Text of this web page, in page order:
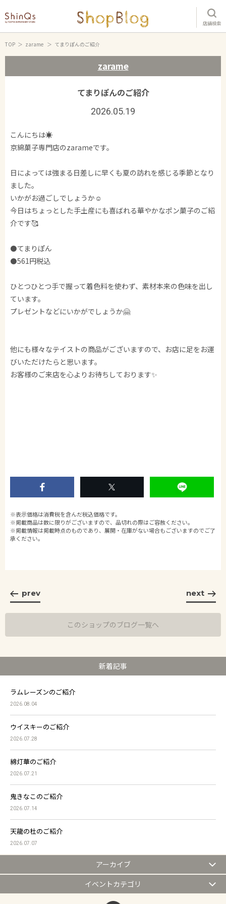
店舗検索
TOP zarame てまりぽんのご紹介
zarame
てまりぽんのご紹介
2026.05.19
こんにちは☀️
京綿菓子専門店のzarameです。
日によっては強まる日差しに早くも夏の訪れを感じる季節となり
ました。
いかがお過ごしでしょうか☺️
今日はちょっとした手土産にも喜ばれる華やかなポン菓子のご紹
介です🥰
⚫️てまりぽん
⚫️561円税込
ひとつひとつ手で握って着色料を使わず、素材本来の色味を出し
ています。
プレゼントなどにいかがでしょうか🤗
他にも様々なテイストの商品がございますので、お店に足をお運
びいただけたらと思います。
お客様のご来店を心よりお待ちしております✨
※表示価格は消費税を含んだ税込価格です。
※掲載商品は数に限りがございますので、品切れの際はご容赦ください。
※掲載情報は掲載時点のものであり、展開・在庫がない場合もございますのでご了
承ください。
prev next
このショップのブログ一覧へ
新着記事
ラムレーズンのご紹介
2026.08.04
ウイスキーのご紹介
2026.07.28
綿灯華のご紹介
2026.07.21
鬼きなこのご紹介
2026.07.14
天龍の杜のご紹介
2026.07.07
アーカイブ
イベントカテゴリ